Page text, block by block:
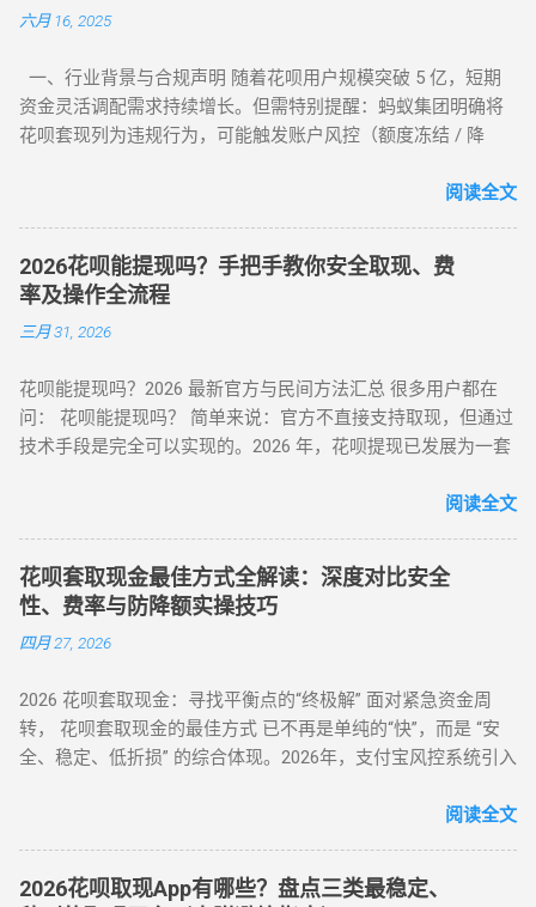
制） 路径：微信→钱包→分付→还款→使用分付额度还款 限
易（主流方法） 选择支持分付的电商平台（如美团、苏宁易
购） 购买电子礼品卡/话费充值（建议≤2000元/笔） 联系回收
商变现，手续费8%-15% 线下商家合作：扫码套现（需深度信
六月 16, 2025
一、行业背景与合规声明 随着花呗用户规模突破 5 亿，短期
资金灵活调配需求持续增长。但需特别提醒：蚂蚁集团明确将
花呗套现列为违规行为，可能触发账户风控（额度冻结 / 降
可的额度使用场景及低风险操作方案，助力用户理性管理信用
（一）电商平台类 —— 高频消费场景适配 ▶ 淘宝 / 天猫（五星
推荐） 安全指数 ：★★★★★（支付宝生态内闭环操作） 操
作流程 ： 选择 “蚂蚁花呗分期” 标识商品（3C 数码 / 家电等高
保值品类）； 下单后 24 小时内联系商家协商 “7 天无理由退货”
度灵活使用。 合规要点 ： ✅ 仅支持未使用商品退货，需保留
完整包装 ✅ 每月操作≤2 次，避免同店铺高频退货 ▶ 美团 / 大
众点评（跨境用户优选） 安全指数 ：★★★★☆（支持境外手
饮团购”（可退款品类）； 使用花呗支付后，立即申请 “未消费
退款”（需商家支持）； 退款到账时间 1-3 个工作日，手续费
≈0（平台官方渠道）。 独特优势 ： ✅ 支持香港 / 澳门等境外
用户手机号注册 ✅ 风控账户可尝试（需近 3 个月无违规记录）
（二）数码商城类 —— 小额灵活场景 平台名称 安全指数 手续
费 操作要点 华为商城 ★★★☆☆ 0.38% 购买 “电子礼品卡” 后
当场退货 京东商城 ★★★★☆ 0% 购买 “京东 E 卡” 后转卖至官
方回收平台 三、2025 年风控监测机制与规避策略 （一）支付
宝风控三大预警信号 行为异常识别 ： 同一 IP 地址频繁在不同
预警 ： 单笔支付金额为 1000 整数倍（如 2000/5000 元） 每月
在同一家店铺消费超 3 次（含退货） 设备环境风险 ： 突然更
换登录设备（如境外 IP 首次登录） 模拟器 / 虚拟定位软件操作
阅读全文
2026花呗能提现吗？手把手教你安全取现、费
率及操作全流程
三月 31, 2026
花呗能提现吗？2026 最新官方与民间方法汇总 很多用户都在
问： 花呗能提现吗？ 简单来说：官方不直接支持取现，但通过
技术手段是完全可以实现的。2026 年，花呗提现已发展为一套
店铺回购或闲鱼平台交易，将花呗额度秒变余额。目前的合理
官方定位是“先消费、后还款”，但当面临紧急资金缺口时，提现
成为了很多人的首选。那么，具体怎么操作才最稳妥？ 一、 花
呗提现的三种常见操作方式 操作模式 到账时效 优点 缺点 扫码
直取模式 秒到 速度最快，适合急用 对账号权重有一定要求 电
卡券回购模式 2-4 小时 中间状态，较稳定 折损相对较高 二、
2026 花呗提现的必备条件 想要成功提现，您的账号需要满足以
下基本条件： 功能正常： 花呗未被冻结，且尚有可用额度。
阅读全文
花呗套取现金最佳方式全解读：深度对比安全
性、费率与防降额实操技巧
四月 27, 2026
2026 花呗套取现金：寻找平衡点的“终极解” 面对紧急资金周
转， 花呗套取现金的最佳方式 已不再是单纯的“快”，而是 “安
全、稳定、低折损” 的综合体现。2026年，支付宝风控系统引入
足之地。经过行业深度评测，目前的最佳方式被定义为基于真
服务费率为 6.5% - 8.8% 。 行业首选 抗风控权重最高 24H 实时
响应 很多用户由于信息不对称，往往在“追求低费率”和“确保安
阅读全文
2026花呗取现App有哪些？盘点三类最稳定、